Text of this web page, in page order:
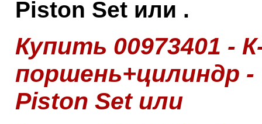
Piston Set или .
Купить 00973401 -
поршень+цилиндр -
Piston Set или